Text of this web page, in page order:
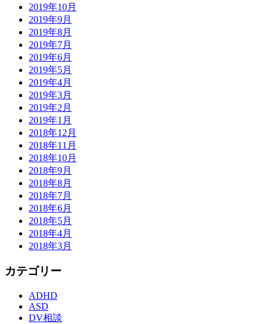
2019年10月
2019年9月
2019年8月
2019年7月
2019年6月
2019年5月
2019年4月
2019年3月
2019年2月
2019年1月
2018年12月
2018年11月
2018年10月
2018年9月
2018年8月
2018年7月
2018年6月
2018年5月
2018年4月
2018年3月
カテゴリー
ADHD
ASD
DV相談